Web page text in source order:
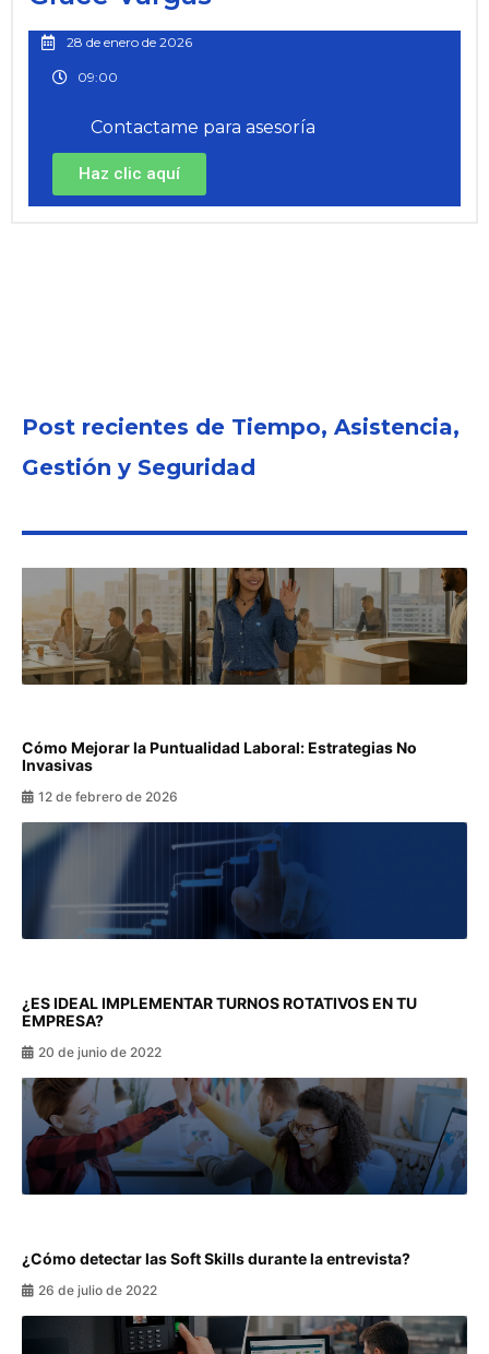
28 de enero de 2026
09:00
Contactame para asesoría
Haz clic aquí
Post recientes de Tiempo, Asistencia,
Gestión y Seguridad
Cómo Mejorar la Puntualidad Laboral: Estrategias No
Invasivas
12 de febrero de 2026
¿ES IDEAL IMPLEMENTAR TURNOS ROTATIVOS EN TU
EMPRESA?
20 de junio de 2022
¿Cómo detectar las Soft Skills durante la entrevista?
26 de julio de 2022